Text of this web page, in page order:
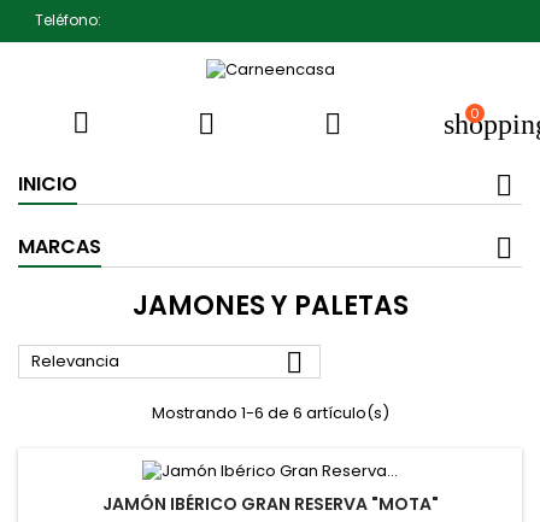
Teléfono:
   0
INICIO
MARCAS
JAMONES Y PALETAS
Relevancia 
Mostrando 1-6 de 6 artículo(s)
JAMÓN IBÉRICO GRAN RESERVA "MOTA"